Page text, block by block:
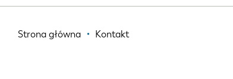
Ścieżka
Strona główna Kontakt